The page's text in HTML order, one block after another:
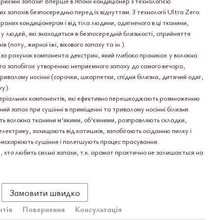
безпосередньо перед їх відчуттям. 3 технології Ultra Zero:
кондиціонером і від тіла людини, одягненого в ці тканини,
які знаходяться в безпосередній близькості, сприйняття
(поту, жирної їжі, вікового запаху та ін.).
за рахунок компонента декстрин, який глибоко проникає у волокна
запобігає утворенню неприємного запаху до самого вечора,
носінні (сорочки, шкарпетки, спідня білизна, дитячий одяг,
компонентів, які ефективно перешкоджають розмноженню
запах при сушінні в приміщенні та тривалому носінні білизни.
волокна тканини м'якими, об'ємними, розправляють складки,
захищають від катишків, запобігають осіданню пилку і
сушіння і полегшують процес прасування.
любить сильні запахи, т.к. аромат практично не залишається на
Замовити швидко
Повернення Консультація